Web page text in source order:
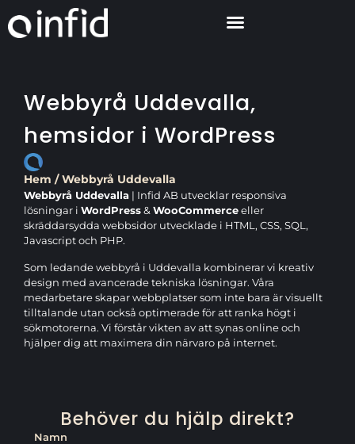
Webbyrå Uddevalla,
hemsidor i WordPress
Hem /Webbyrå Uddevalla
Webbyrå Uddevalla | Infid AB utvecklar responsiva
lösningar iWordPress&WooCommerceeller
skräddarsydda webbsidor utvecklade i HTML, CSS, SQL,
Javascript och PHP.
Som ledande webbyrå i Uddevalla kombinerar vi kreativ
design med avancerade tekniska lösningar. Våra
medarbetare skapar webbplatser som inte bara är visuellt
tilltalande utan också optimerade för att ranka högt i
sökmotorerna. Vi förstår vikten av att synas online och
hjälper dig att maximera din närvaro på internet.
Behöver du hjälp direkt?
Namn